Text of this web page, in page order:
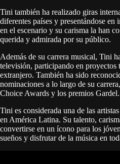
Tini también ha realizado giras
diferentes países y presentándose en
en el escenario y su carisma la han
querida y admirada por su público.
Además de su carrera musical, Tini
televisión, participando en proyectos
extranjero. También ha sido
nominaciones a lo largo de su
Choice Awards y los premios Gardel.
Tini es considerada una de las
en América Latina. Su talento,
convertirse en un ícono para los
sueños y disfrutar de la música en